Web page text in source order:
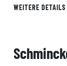
WEITERE DETAILS